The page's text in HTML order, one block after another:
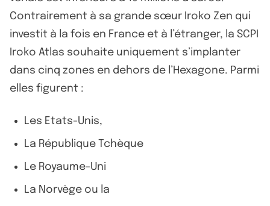
Contrairement à sa grande sœur Iroko Zen qui
investit à la fois en France et à l’étranger, la SCPI
Iroko Atlas souhaite uniquement s’implanter
dans cinq zones en dehors de l’Hexagone. Parmi
elles figurent :
Les Etats-Unis,
La République Tchèque
Le Royaume-Uni
La Norvège ou la